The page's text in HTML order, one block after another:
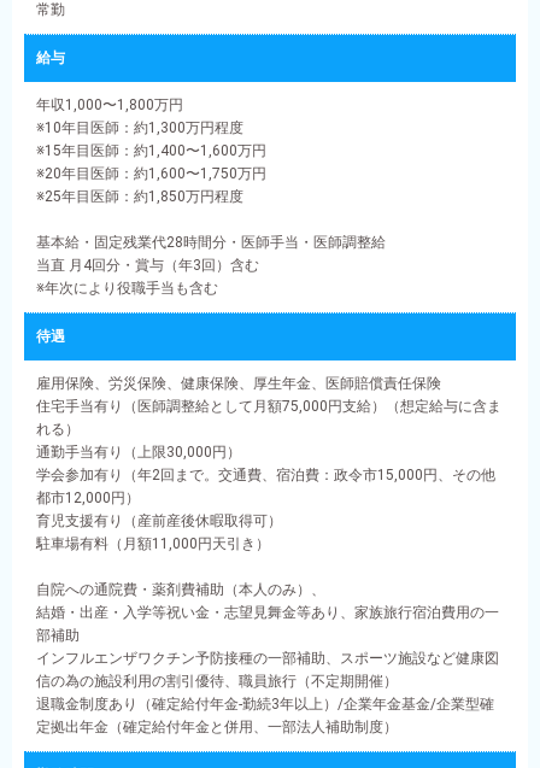
常勤
給与
年収1,000〜1,800万円
※10年目医師：約1,300万円程度
※15年目医師：約1,400〜1,600万円
※20年目医師：約1,600〜1,750万円
※25年目医師：約1,850万円程度
基本給・固定残業代28時間分・医師手当・医師調整給
当直 月4回分・賞与（年3回）含む
※年次により役職手当も含む
待遇
雇用保険、労災保険、健康保険、厚生年金、医師賠償責任保険
住宅手当有り（医師調整給として月額75,000円支給）（想定給与に含ま
れる）
通勤手当有り（上限30,000円）
学会参加有り（年2回まで。交通費、宿泊費：政令市15,000円、その他
都市12,000円）
育児支援有り（産前産後休暇取得可）
駐車場有料（月額11,000円天引き）
自院への通院費・薬剤費補助（本人のみ）、
結婚・出産・入学等祝い金・志望見舞金等あり、家族旅行宿泊費用の一
部補助
インフルエンザワクチン予防接種の一部補助、スポーツ施設など健康図
信の為の施設利用の割引優待、職員旅行（不定期開催）
退職金制度あり（確定給付年金‐勤続3年以上）/企業年金基金/企業型確
定拠出年金（確定給付年金と併用、一部法人補助制度）